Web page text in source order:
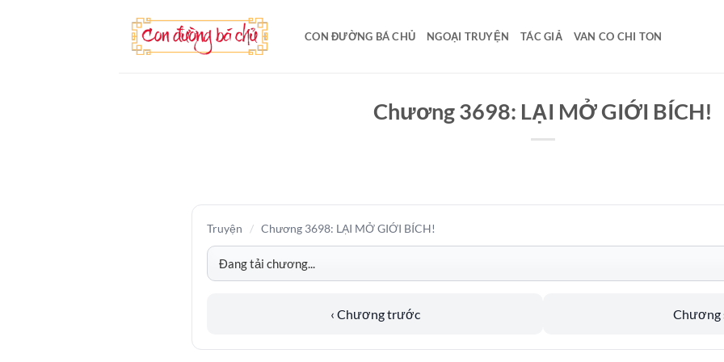
CON ĐƯỜNG BÁ CHỦ NGOẠI TRUYỆN TÁC GIẢ VAN CO CHI TON
Chương 3698: LẠI MỞ GIỚI BÍCH!
Truyện / Chương 3698: LẠI MỞ GIỚI BÍCH!
‹ Chương trước Chương